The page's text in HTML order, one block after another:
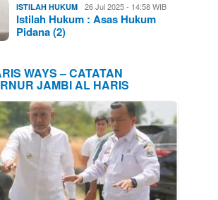
ISTILAH HUKUM 26 Jul 2025 - 14:58 WIB
Istilah Hukum : Asas Hukum
Pidana (2)
WAYS – CATATAN
JAMBI AL HARIS